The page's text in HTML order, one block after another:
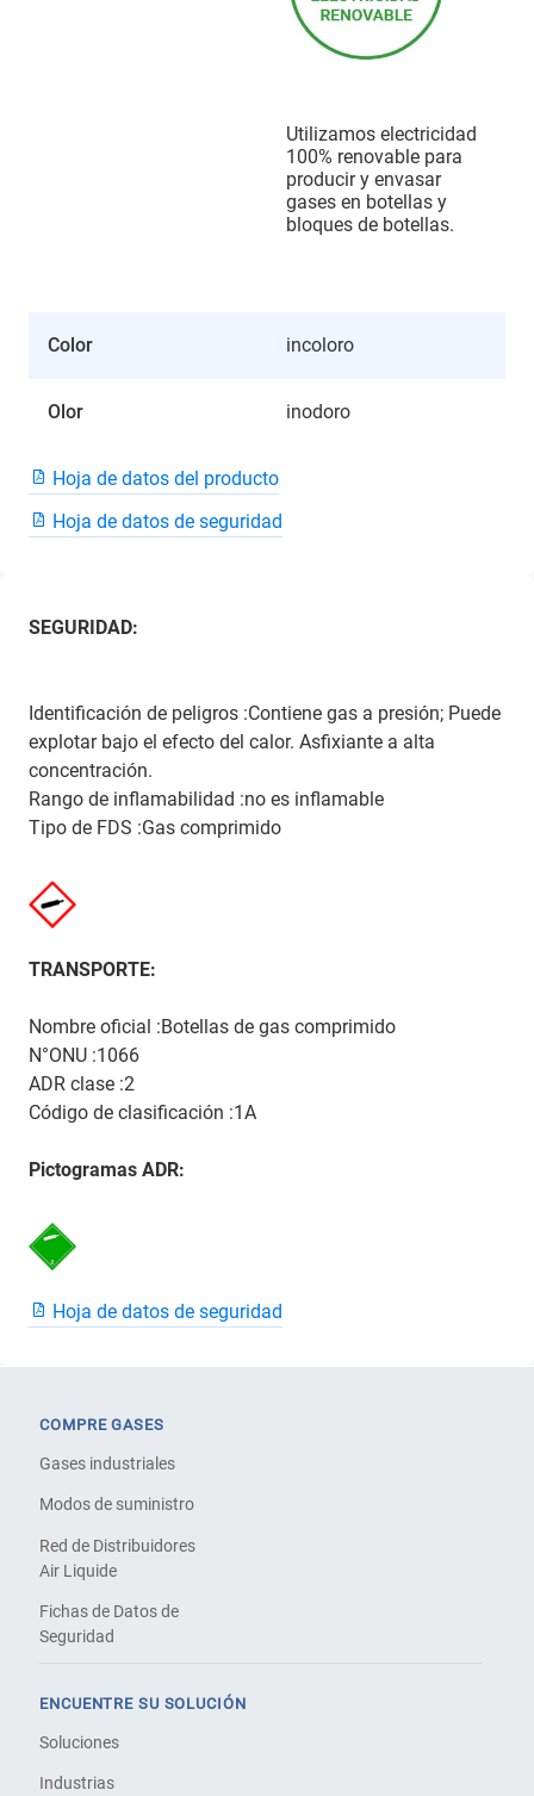
Utilizamos electricidad
100% renovable para
producir y envasar
gases en botellas y
bloques de botellas.
Color incoloro
Olor inodoro
Hoja de datos del producto
Hoja de datos de seguridad
SEGURIDAD:
Identificación de peligros :Contiene gas a presión; Puede
explotar bajo el efecto del calor. Asfixiante a alta
concentración.
Rango de inflamabilidad :no es inflamable
Tipo de FDS :Gas comprimido
TRANSPORTE:
Nombre oficial :Botellas de gas comprimido
N°ONU :1066
ADR clase :2
Código de clasificación :1A
Pictogramas ADR:
Hoja de datos de seguridad
COMPRE GASES
Gases industriales
Modos de suministro
Red de Distribuidores
Air Liquide
Fichas de Datos de
Seguridad
ENCUENTRE SU SOLUCIÓN
Soluciones
Industrias